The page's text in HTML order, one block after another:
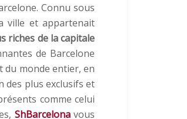
Connu sous
ville et appartenait
riches de la capitale
de Barcelone
du monde entier, en
des plus exclusifs et
comme celui
ShBarcelonavous